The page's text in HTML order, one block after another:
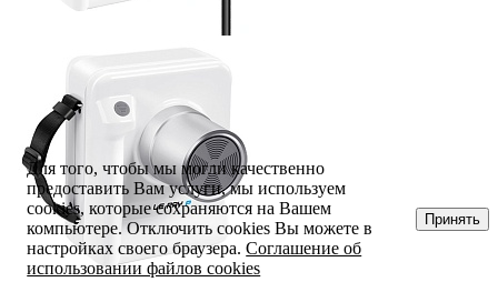
Для того, чтобы мы могли качественно
предоставить Вам услуги, мы используем
cookies, которые сохраняются на Вашем
компьютере. Отключить cookies Вы можете в
настройках своего браузера.Соглашение об
использовании файлов cookies
Принять